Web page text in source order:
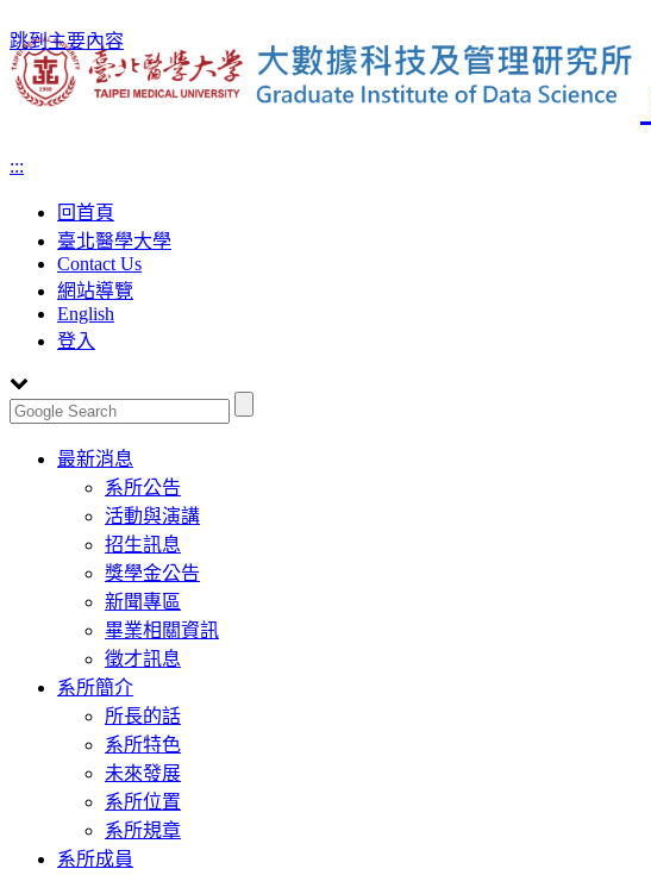
跳到主要內容
:::
回首頁
臺北醫學大學
Contact Us
網站導覽
English
登入
Toggle
navigation
最新消息
系所公告
活動與演講
招生訊息
獎學金公告
新聞專區
畢業相關資訊
徵才訊息
系所簡介
所長的話
系所特色
未來發展
系所位置
系所規章
系所成員